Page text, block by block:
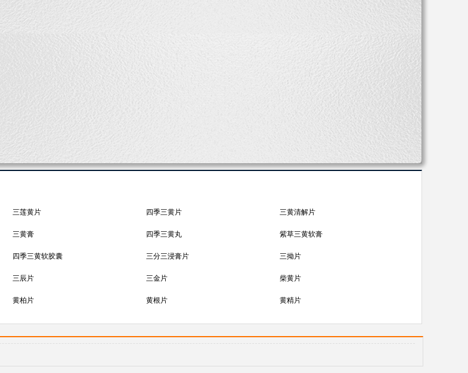
、蔗糖、滑石粉、硬脂酸镁、明胶、色素。
三莲黄片 四季三黄片 三黄清解片
三黄膏 四季三黄丸 紫草三黄软膏
四季三黄软胶囊 三分三浸膏片 三拗片
三辰片 三金片 柴黄片
黄柏片 黄根片 黄精片